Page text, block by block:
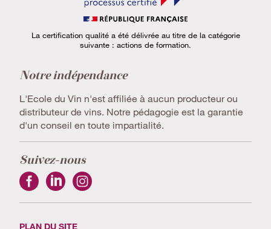
La certification qualité a été délivrée au titre de la catégorie
suivante : actions de formation.
Notre indépendance
L'Ecole du Vin n'est affiliée à aucun producteur ou
distributeur de vins. Notre pédagogie est la garantie
d'un conseil en toute impartialité.
Suivez-nous
PLAN DU SITE